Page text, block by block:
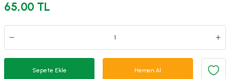
65,00 TL
Sepete Ekle Hemen Al